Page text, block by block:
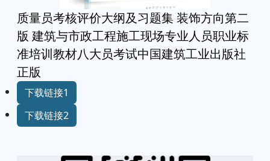
质量员考核评价大纲及习题集 装饰方向第二
版 建筑与市政工程施工现场专业人员职业标
准培训教材八大员考试中国建筑工业出版社
正版
下载链接1
下载链接2